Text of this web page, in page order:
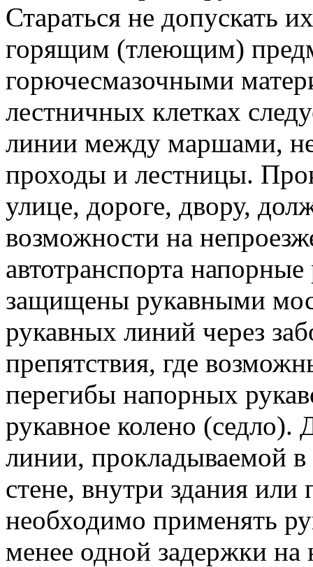
Стараться не допускать
горящим (тлеющим)
горючесмазочными
лестничных клетках
линии между маршами,
проходы и лестницы.
улице, дороге, двору,
возможности на
автотранспорта
защищены рукавными
рукавных линий через
препятствия, где
перегибы напорных
рукавное колено (седло).
линии, прокладываемой в
стене, внутри здания
необходимо применять
менее одной задержки на